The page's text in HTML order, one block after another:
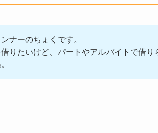
ナーのちょくです。
りたいけど、パートやアルバイトで借り